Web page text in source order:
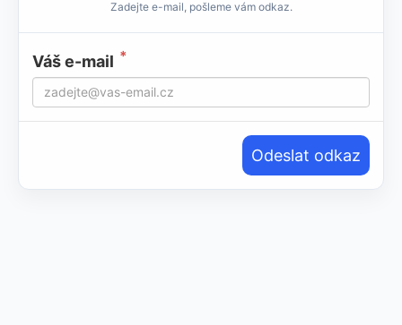
Zadejte e-mail, pošleme vám odkaz.
Váš e-mail
Odeslat odkaz